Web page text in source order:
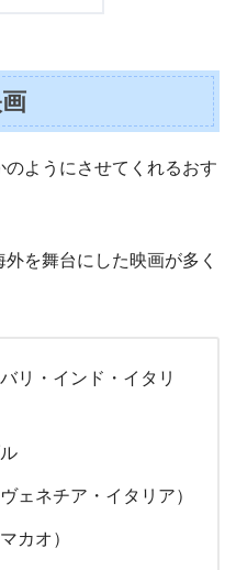
ようにさせてくれるおす
を舞台にした映画が多く
リ・インド・イタリ
ェネチア・イタリア）
カオ）